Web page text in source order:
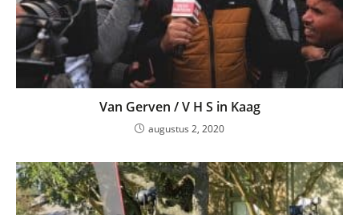
Van Gerven / V H S in Kaag
augustus 2, 2020